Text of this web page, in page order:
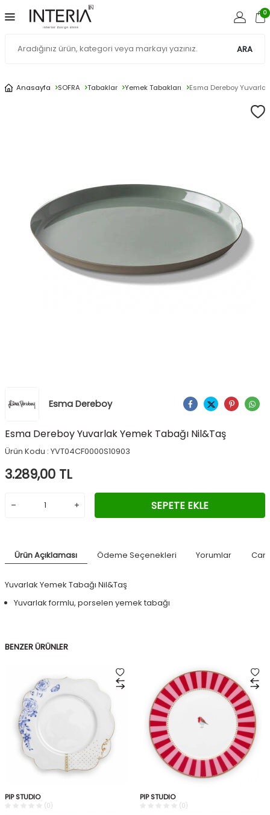
ARA
0
Anasayfa SOFRA Tabaklar Yemek Tabakları Esma Dereboy
Esma Dereboy Ürünü Paylaş
Esma Dereboy Yuvarlak Yemek Tabağı Nil&Taş
Ürün Kodu : YVT04CF0000S10903
3.289,00 TL
SEPETE EKLE
Ürün Açıklaması Ödeme Seçenekleri Yorumlar
Yuvarlak Yemek Tabağı Nil&Taş
Yuvarlak formlu, porselen yemek tabağı
BENZER ÜRÜNLER
PIP STUDIO
(0)
PIP STUDIO
(0)